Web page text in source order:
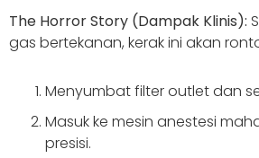
The Horror Story (Dampak Klinis):
gas bertekanan, kerak ini akan
Menyumbat filter outlet dan
Masuk ke mesin anestesi
presisi.